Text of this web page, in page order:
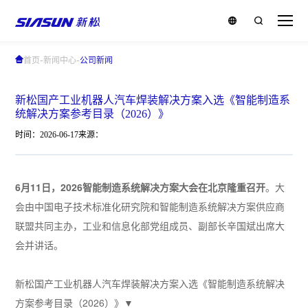
首页-新闻中心-公司新闻
新松国产工业机器人汽车焊装解决方案入选《智能制造系
统解决方案参考目录（2026）》
时间：2026-06-17来源：
6月11日，2026智能制造系统解决方案大会在北京隆重召开。大
会由中国电子技术标准化研究院和智能制造系统解决方案供应商
联盟共同主办，工业和信息化部党组成员、副部长辛国斌出席大
会并讲话。
新松国产工业机器人汽车焊装解决方案入选《智能制造系统解决
方案参考目录（2026）》▼